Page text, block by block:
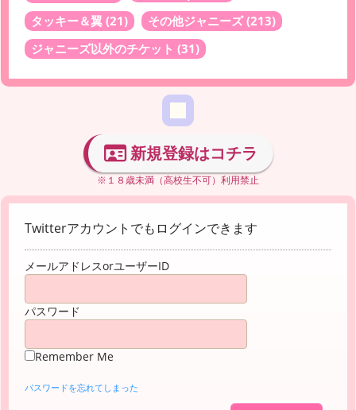
タッキー＆翼 (21) その他ジャニーズ(213)
ジャニーズ以外のチケット (31)
新規登録はコチラ
※１８歳未満（高校生不可）利用禁止
Twitterアカウントでもログインできます
メールアドレスorユーザーID
パスワード
Remember Me
パスワードを忘れてしまった